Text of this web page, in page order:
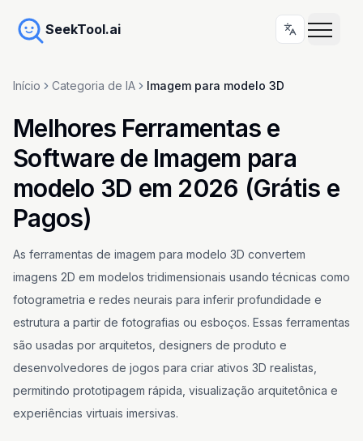
SeekTool.ai
Início Categoria de IA Imagem para modelo 3D
Melhores Ferramentas e
Software de Imagem para
modelo 3D em 2026 (Grátis e
Pagos)
As ferramentas de imagem para modelo 3D convertem
imagens 2D em modelos tridimensionais usando técnicas como
fotogrametria e redes neurais para inferir profundidade e
estrutura a partir de fotografias ou esboços. Essas ferramentas
são usadas por arquitetos, designers de produto e
desenvolvedores de jogos para criar ativos 3D realistas,
permitindo prototipagem rápida, visualização arquitetônica e
experiências virtuais imersivas.